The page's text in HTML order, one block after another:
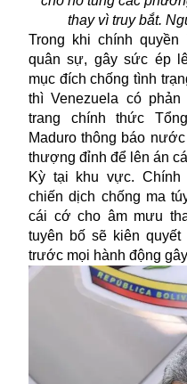
thay vì truy bắt.
Trong khi chính quyền
quân sự, gây sức ép
mục đích chống tình
thì Venezuela có
trang chính thức
Maduro thông báo
thượng đỉnh để lên án
Kỳ tại khu vực. Chính
chiến dịch chống ma
cái cớ cho âm mưu
tuyên bố sẽ kiên
trước mọi hành động